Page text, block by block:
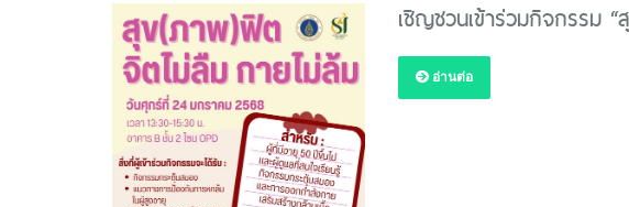
เชิญชวนเข้าร่วมกิจกรรม
อ่านต่อ